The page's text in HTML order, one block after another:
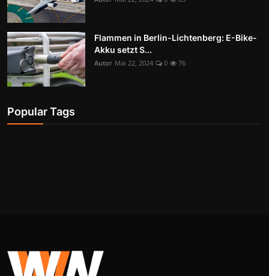
Flammen in Berlin-Lichtenberg: E-Bike-
Akku setzt S...
Autor Mai 22, 2024 0 76
Popular Tags